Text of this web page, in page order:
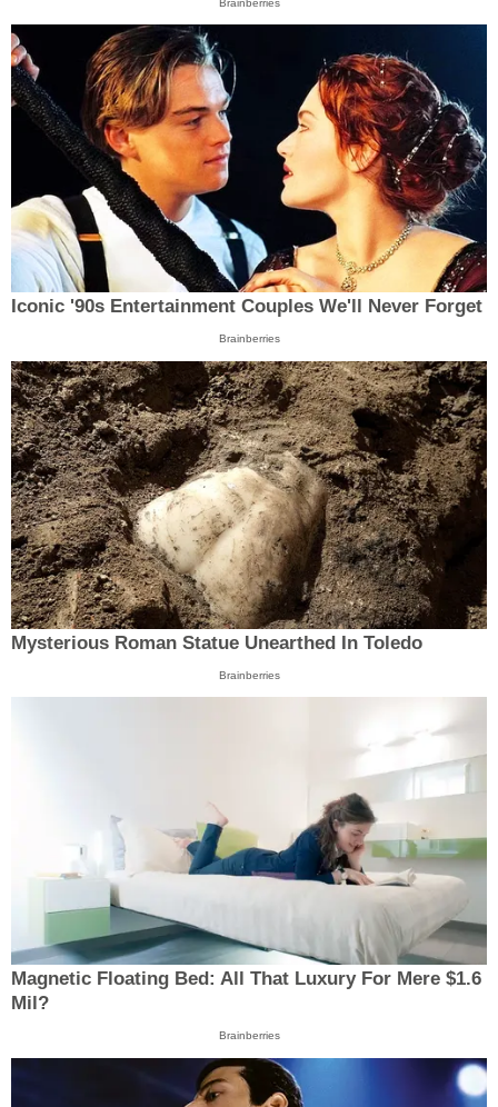
Brainberries
Iconic '90s Entertainment Couples We'll Never Forget
Brainberries
Mysterious Roman Statue Unearthed In Toledo
Brainberries
Magnetic Floating Bed: All That Luxury For Mere $1.6
Mil?
Brainberries